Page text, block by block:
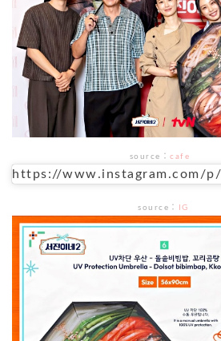
source ：cafe
https://www.instagram.com/p/
source ： IG